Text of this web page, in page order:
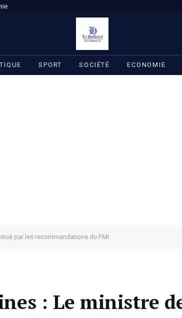
SPORT SOCIÉTÉ ECONOMIE
par les recommandations du FMI
: Le ministre